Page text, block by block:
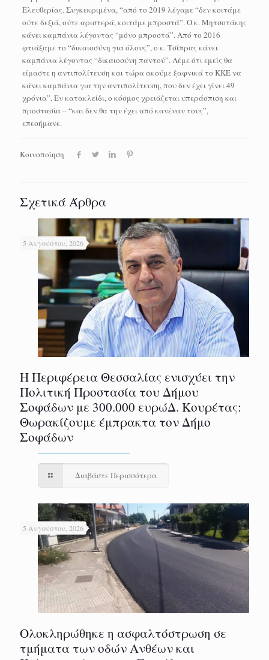
Ελευθερίας. Συγκεκριμένα, “από το 2019 λέγαμε “δεν κοιτάμε
ούτε δεξιά, ούτε αριστερά, κοιτάμε μπροστά”. Ο κ. Μητσοτάκης
κάνει καμπάνια λέγοντας “μόνο μπροστά”. Από το 2016
φτιάξαμε το “δικαιοσύνη για όλους”, ο κ. Τσίπρας κάνει
καμπάνια λέγοντας “δικαιοσύνη παντού”. Λέμε ότι εμείς θα
είμαστε η αντιπολίτευση και τώρα ακούμε ξαφνικά το ΚΚΕ να
κάνει καμπάνια για την αντιπολίτευση, που δεν έχει γίνει 49
χρόνια”. Εν κατακλείδι, ο κόσμος χρειάζεται υπεράσπιση και
προστασία – “και δεν θα την έχει από κανέναν τους”,
επεσήμανε.
Κοινοποίηση
Σχετικά Άρθρα
5 Αυγούστου, 2026
Η Περιφέρεια Θεσσαλίας ενισχύει την
Πολιτική Προστασία του Δήμου
Σοφάδων με 300.000 ευρώΔ. Κουρέτας:
Θωρακίζουμε έμπρακτα τον Δήμο
Σοφάδων
Διαβάστε Περισσότερα
5 Αυγούστου, 2026
Ολοκληρώθηκε η ασφαλτόστρωση σε
τμήματα των οδών Ανθέων και